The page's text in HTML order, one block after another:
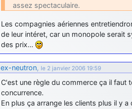
assez spectaculaire.
Les compagnies aériennes
de leur intéret, car un monopole serait
des prix…
ex-neutron, le 2 janvier 2006 19:59
C'est une règle du commerce ça il faut
concurrence.
En plus ça arrange les clients plus il y a